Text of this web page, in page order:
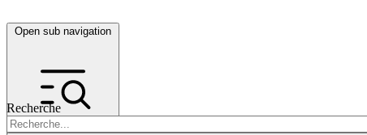
Open sub navigation
Recherche